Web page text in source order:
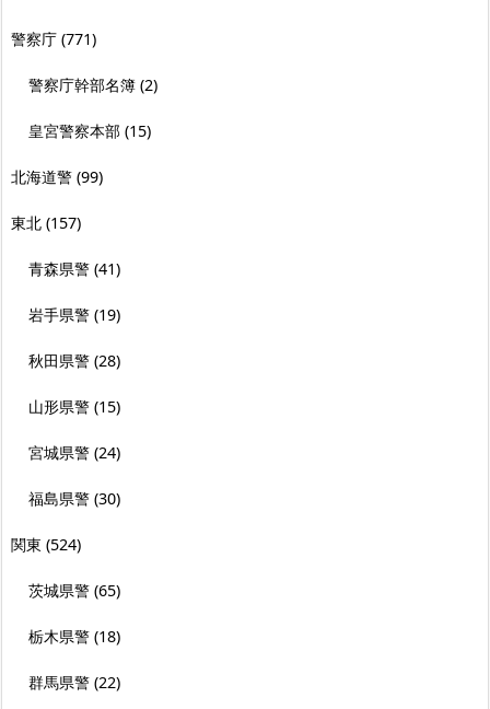
警察庁 (771)
警察庁幹部名簿 (2)
皇宮警察本部 (15)
北海道警 (99)
東北 (157)
青森県警 (41)
岩手県警 (19)
秋田県警 (28)
山形県警 (15)
宮城県警 (24)
福島県警 (30)
関東 (524)
茨城県警 (65)
栃木県警 (18)
群馬県警 (22)